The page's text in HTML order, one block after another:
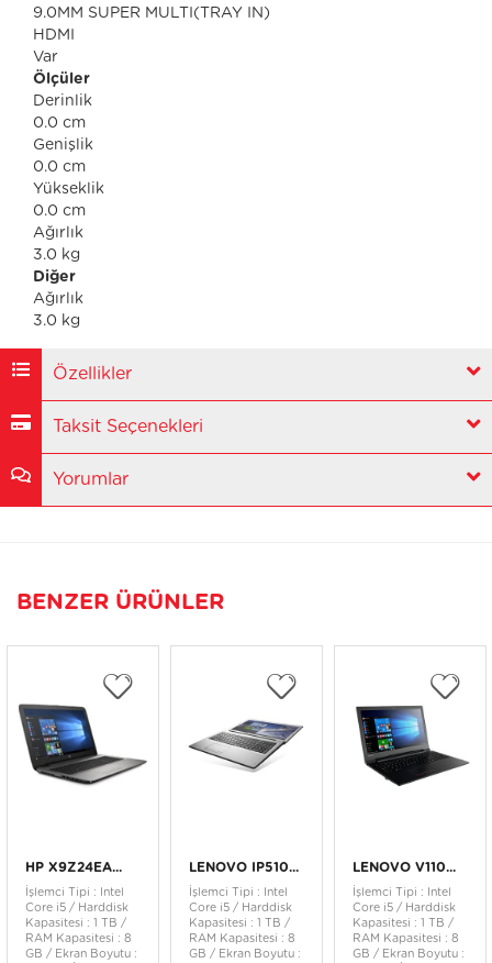
9.0MM SUPER MULTI(TRAY IN)
HDMI
Var
Ölçüler
Derinlik
0.0 cm
Genişlik
0.0 cm
Yükseklik
0.0 cm
Ağırlık
3.0 kg
Diğer
Ağırlık
3.0 kg
Özellikler
Taksit Seçenekleri
Yorumlar
BENZER ÜRÜNLER
HP X9Z24EA...
İşlemci Tipi : Intel
Core i5 / Harddisk
Kapasitesi : 1 TB /
RAM Kapasitesi : 8
GB / Ekran Boyutu :
LENOVO IP510...
İşlemci Tipi : Intel
Core i5 / Harddisk
Kapasitesi : 1 TB /
RAM Kapasitesi : 8
GB / Ekran Boyutu :
LENOVO V110...
İşlemci Tipi : Intel
Core i5 / Harddisk
Kapasitesi : 1 TB /
RAM Kapasitesi : 8
GB / Ekran Boyutu :